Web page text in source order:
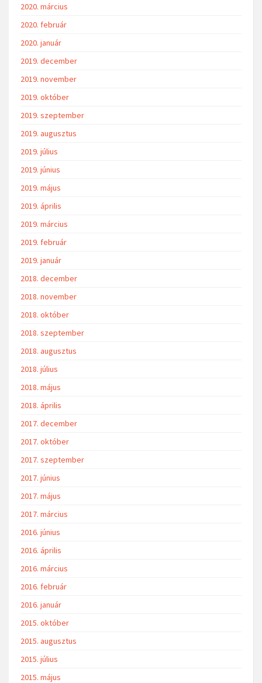
2020. március
2020. február
2020. január
2019. december
2019. november
2019. október
2019. szeptember
2019. augusztus
2019. július
2019. június
2019. május
2019. április
2019. március
2019. február
2019. január
2018. december
2018. november
2018. október
2018. szeptember
2018. augusztus
2018. július
2018. május
2018. április
2017. december
2017. október
2017. szeptember
2017. június
2017. május
2017. március
2016. június
2016. április
2016. március
2016. február
2016. január
2015. október
2015. augusztus
2015. július
2015. május